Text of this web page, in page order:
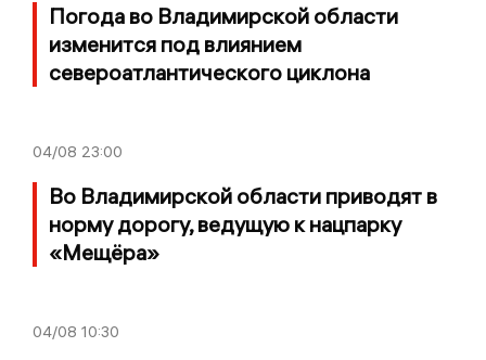
Погода во Владимирской области
изменится под влиянием
североатлантического циклона
04/08 23:00
Во Владимирской области приводят в
норму дорогу, ведущую к нацпарку
«Мещёра»
04/08 10:30